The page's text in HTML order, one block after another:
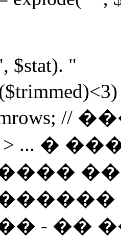
$stat). "
> ...
- ��